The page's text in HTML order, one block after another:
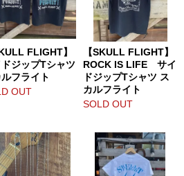
FLIGHT】
ジップTシャツ
フライト
OUT
【SKULL FLIGHT】
ROCK IS LIFE サイ
ドジップTシャツ ス
カルフライト
SOLD OUT